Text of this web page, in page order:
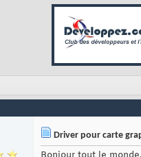
Driver pour carte